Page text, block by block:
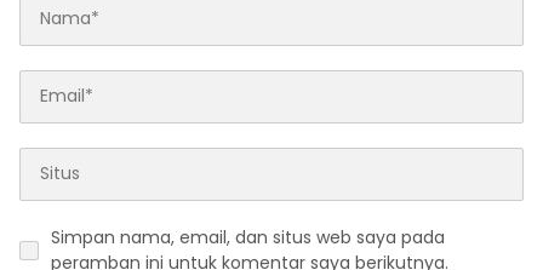
Simpan nama, email, dan situs web saya pada
peramban ini untuk komentar saya berikutnya.